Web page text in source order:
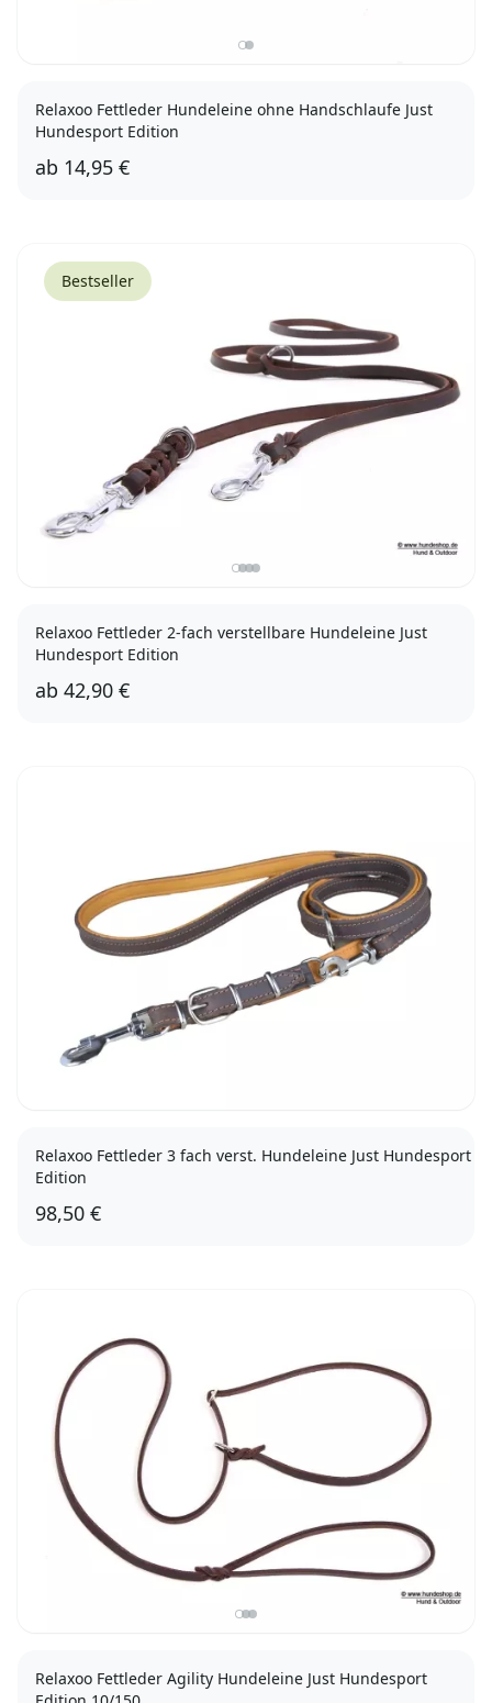
Relaxoo Fettleder Hundeleine ohne Handschlaufe Just
Hundesport Edition
ab 14,95 €
Bestseller
Relaxoo Fettleder 2-fach verstellbare Hundeleine Just
Hundesport Edition
ab 42,90 €
Relaxoo Fettleder 3 fach verst. Hundeleine Just Hundesport
Edition
98,50 €
Relaxoo Fettleder Agility Hundeleine Just Hundesport